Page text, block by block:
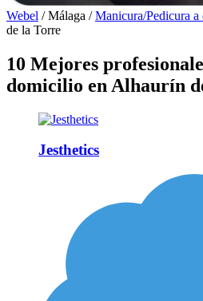
Webel / Málaga / Manicura/Pedicura
de la Torre
10 Mejores
domicilio en Alhaurín
Jesthetics